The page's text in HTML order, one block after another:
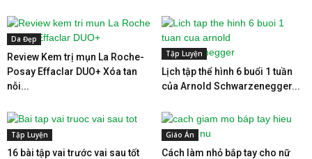
Da Đẹp
Review Kem trị mụn La Roche-
Posay Effaclar DUO+ Xóa tan
nỗi...
Tập Luyện
Lịch tập thể hình 6 buổi 1 tuần
của Arnold Schwarzenegger...
Tập Luyện
16 bài tập vai trước vai sau tốt
Giáo Án
Cách làm nhỏ bắp tay cho nữ